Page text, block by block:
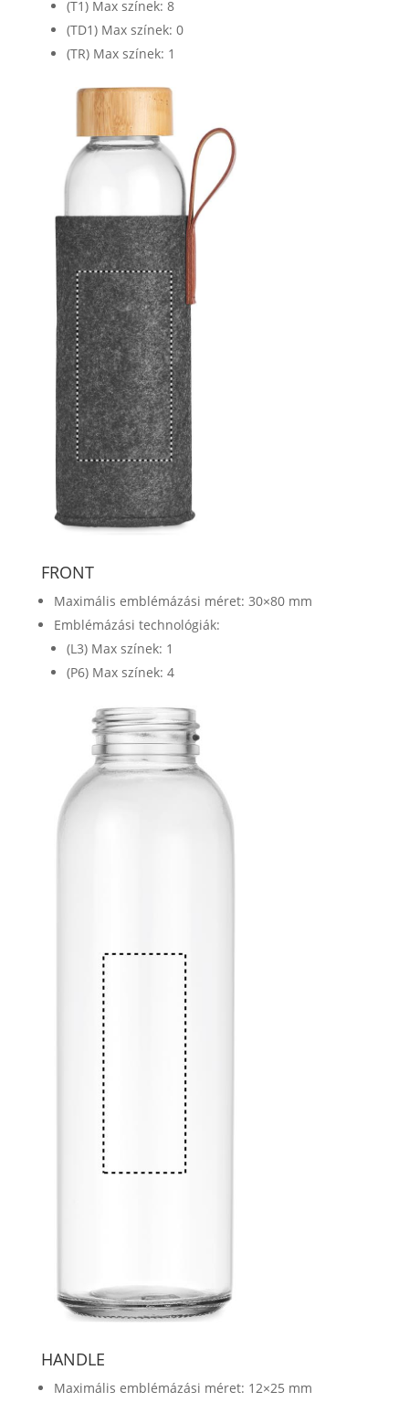
(T1) Max színek: 8
(TD1) Max színek: 0
(TR) Max színek: 1
FRONT
Maximális emblémázási méret: 30×80 mm
Emblémázási technológiák:
(L3) Max színek: 1
(P6) Max színek: 4
HANDLE
Maximális emblémázási méret: 12×25 mm